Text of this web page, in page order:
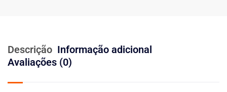
Descrição Informação adicional
Avaliações (0)